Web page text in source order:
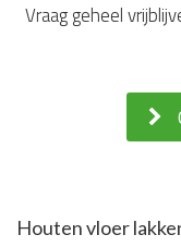
Vraag geheel
Houten vloer